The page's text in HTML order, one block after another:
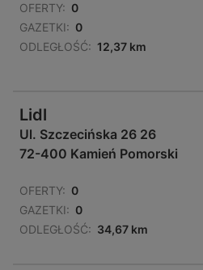
OFERTY: 0
GAZETKI: 0
ODLEGŁOŚĆ: 12,37 km
Lidl
Ul. Szczecińska 26 26
72-400 Kamień Pomorski
OFERTY: 0
GAZETKI: 0
ODLEGŁOŚĆ: 34,67 km